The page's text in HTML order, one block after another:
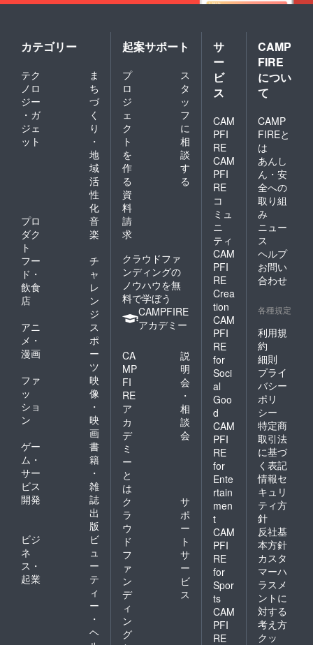
カテゴリー
テク
ノロ
ジー
・ガ
ジェ
ット
ま
ち
づ
く
り
・
地
域
活
性
化
プロ
ダク
ト
音
楽
フー
ド・
飲食
店
チ
ャ
レ
ン
ジ
アニ
メ・
漫画
ス
ポ
ー
ツ
ファ
ッ
ショ
ン
映
像
・
映
画
ゲー
ム・
サー
ビス
開発
書
籍
・
雑
誌
出
版
ビジ
ネ
ス・
起業
ビ
ュ
ー
テ
ィ
ー
・
ヘ
起案サポート
プ
ロ
ジ
ェ
ク
ト
を
作
る
ス
タ
ッ
フ
に
相
談
す
る
資
料
請
求
クラウドファ
ンディングの
ノウハウを無
料で学ぼう
CAMPFIRE
アカデミー
CA
MP
FI
RE
ア
カ
デ
ミ
ー
と
は
説
明
会
・
相
談
会
ク
ラ
ウ
ド
フ
ァ
ン
デ
ィ
ン
グ
サ
ポ
ー
ト
サ
ー
ビ
ス
サ
ー
ビ
ス
CAM
PFI
RE
CAM
PFI
RE
コ
ミュ
ニ
ティ
CAM
PFI
RE
Crea
tion
CAM
PFI
RE
for
Soci
al
Goo
d
CAM
PFI
RE
for
Ente
rtain
men
t
CAM
PFI
RE
for
Spor
ts
CAM
PFI
RE
CAMP
FIRE
につい
て
CAMP
FIREと
は
あんし
ん・安
全への
取り組
み
ニュー
ス
ヘルプ
お問い
合わせ
各種規定
利用規
約
細則
プライ
バシー
ポリ
シー
特定商
取引法
に基づ
く表記
情報セ
キュリ
ティ方
針
反社基
本方針
カスタ
マーハ
ラスメ
ントに
対する
考え方
クッ